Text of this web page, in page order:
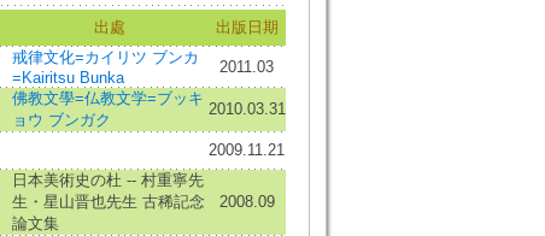
出處 出版日期
戒律文化=カイリツ ブンカ
=Kairitsu Bunka
2011.03
佛教文學=仏教文学=ブッキ
ョウ ブンガク
2010.03.31
2009.11.21
日本美術史の杜 -- 村重寧先
生・星山晋也先生 古稀記念
論文集
2008.09